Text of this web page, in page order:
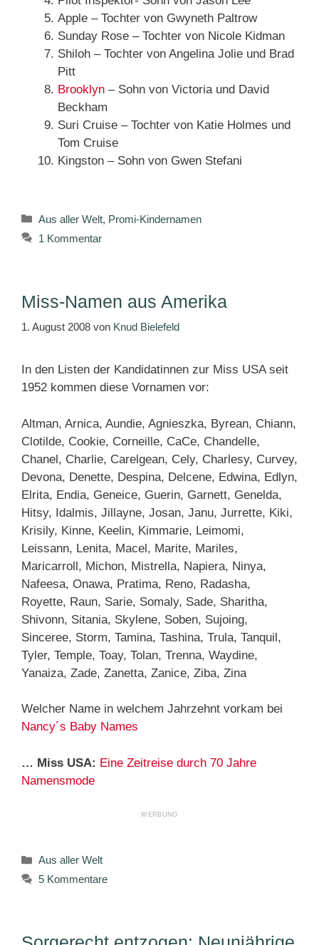
Apple – Tochter von Gwyneth Paltrow
Sunday Rose – Tochter von Nicole Kidman
Shiloh – Tochter von Angelina Jolie und Brad
Pitt
Brooklyn – Sohn von Victoria und David
Beckham
Suri Cruise – Tochter von Katie Holmes und
Tom Cruise
Kingston – Sohn von Gwen Stefani
Kategorien
Aus aller Welt, Promi-Kindernamen
1 Kommentar
Miss-Namen aus Amerika
1. August 2008 von Knud Bielefeld
In den Listen der Kandidatinnen zur Miss USA seit
1952 kommen diese Vornamen vor:
Altman, Arnica, Aundie, Agnieszka, Byrean, Chiann,
Clotilde, Cookie, Corneille, CaCe, Chandelle,
Chanel, Charlie, Carelgean, Cely, Charlesy, Curvey,
Devona, Denette, Despina, Delcene, Edwina, Edlyn,
Elrita, Endia, Geneice, Guerin, Garnett, Genelda,
Hitsy, Idalmis, Jillayne, Josan, Janu, Jurrette, Kiki,
Krisily, Kinne, Keelin, Kimmarie, Leimomi,
Leissann, Lenita, Macel, Marite, Mariles,
Maricarroll, Michon, Mistrella, Napiera, Ninya,
Nafeesa, Onawa, Pratima, Reno, Radasha,
Royette, Raun, Sarie, Somaly, Sade, Sharitha,
Shivonn, Sitania, Skylene, Soben, Sujoing,
Sinceree, Storm, Tamina, Tashina, Trula, Tanquil,
Tyler, Temple, Toay, Tolan, Trenna, Waydine,
Yanaiza, Zade, Zanetta, Zanice, Ziba, Zina
Welcher Name in welchem Jahrzehnt vorkam bei
Nancy´s Baby Names
… Miss USA: Eine Zeitreise durch 70 Jahre
Namensmode
Kategorien
Aus aller Welt
5 Kommentare